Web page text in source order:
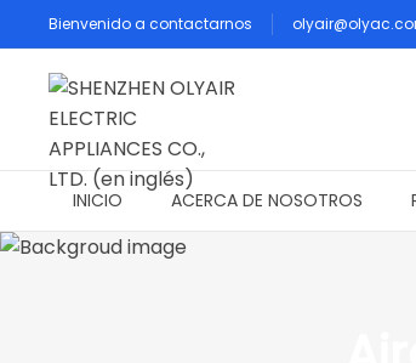
Bienvenido a contactarnos
INICIO ACERCA DE NOSOTROS